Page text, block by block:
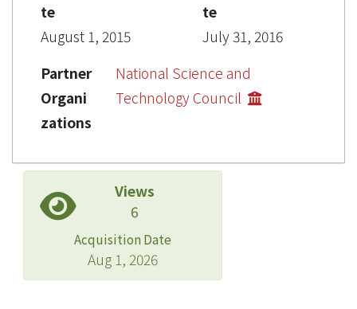
te
August 1, 2015
te
July 31, 2016
Partner
Organi
zations
National Science and
Technology Council
Views
6
Acquisition Date
Aug 1, 2026